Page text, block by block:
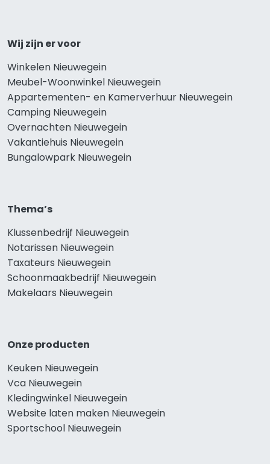
Wij zijn er voor
Winkelen Nieuwegein
Meubel-Woonwinkel Nieuwegein
Appartementen- en Kamerverhuur Nieuwegein
Camping Nieuwegein
Overnachten Nieuwegein
Vakantiehuis Nieuwegein
Bungalowpark Nieuwegein
Thema’s
Klussenbedrijf Nieuwegein
Notarissen Nieuwegein
Taxateurs Nieuwegein
Schoonmaakbedrijf Nieuwegein
Makelaars Nieuwegein
Onze producten
Keuken Nieuwegein
Vca Nieuwegein
Kledingwinkel Nieuwegein
Website laten maken Nieuwegein
Sportschool Nieuwegein